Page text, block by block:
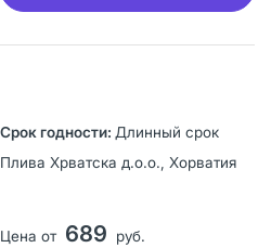
Длинный срок
Плива Хрватска д.о.о., Хорватия
Цена от 689 руб.